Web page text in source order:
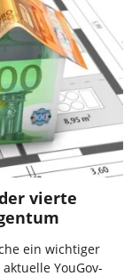
vierte
ein wichtiger
YouGov-